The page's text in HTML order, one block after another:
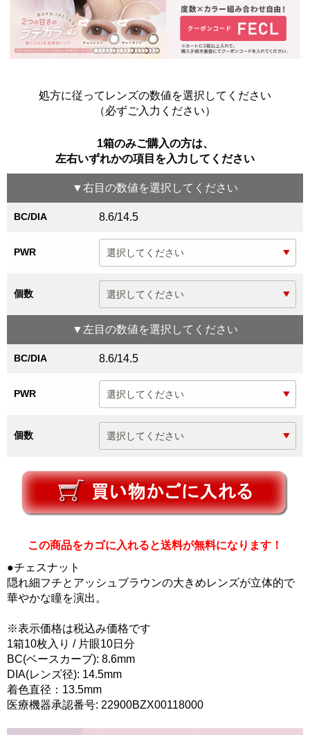
処方に従ってレンズの数値を選択してください
（必ずご入力ください）
1箱のみご購入の方は、
左右いずれかの項目を入力してください
▼右目 の数値を選択してください
BC/DIA 8.6/14.5
PWR
個数
▼ 左目 の数値を選択してください
BC/DIA 8.6/14.5
PWR
個数
この商品をカゴに入れると送料が無料になります！
●チェスナット
隠れ細フチとアッシュブラウンの大きめレンズが立体的で
華やかな瞳を演出。
※表示価格は税込み価格です
1箱10枚入り / 片眼10日分
BC(ベースカーブ): 8.6mm
DIA(レンズ径): 14.5mm
着色直径：13.5mm
医療機器承認番号: 22900BZX00118000